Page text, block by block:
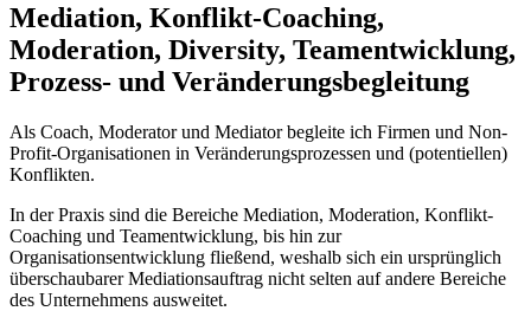
Mediation, Konflikt-Coaching,
Moderation, Diversity, Teamentwicklung,
Prozess- und Veränderungsbegleitung
Als Coach, Moderator und Mediator begleite ich Firmen und Non-
Profit-Organisationen in Veränderungsprozessen und (potentiellen)
Konflikten.
In der Praxis sind die Bereiche Mediation, Moderation, Konflikt-
Coaching und Teamentwicklung, bis hin zur
Organisationsentwicklung fließend, weshalb sich ein ursprünglich
überschaubarer Mediationsauftrag nicht selten auf andere Bereiche
des Unternehmens ausweitet.